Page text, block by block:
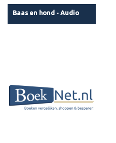
Baas en hond - Audio